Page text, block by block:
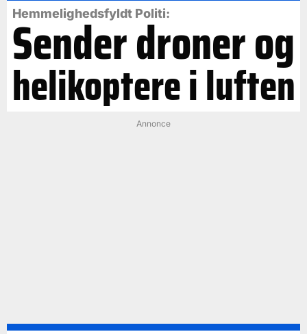
Hemmelighedsfyldt Politi:
Sender droner og
helikoptere i luften
Annonce